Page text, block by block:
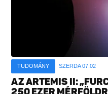
TUDOMÁNY SZERDA 07:02
AZ ARTEMIS II: